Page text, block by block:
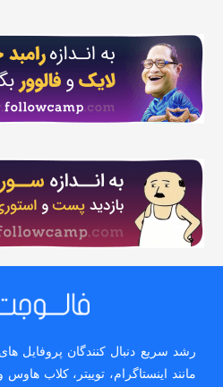
رشد سریع دنبال کنندگان پروفایل
مانند اینستاگرام، توییتر، کلاب